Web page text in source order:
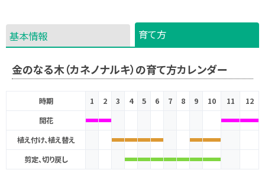
基本情報 育て方
金のなる木（カネノナルキ）の育て方カレンダー
時期 1 2 3 4 5 6 7 8 9 10 11
12
開花
植え付け、植え替え
剪定、切り戻し